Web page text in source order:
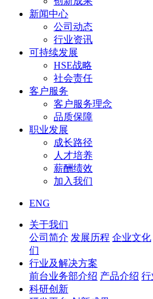
新闻中心
公司动态
行业资讯
可持续发展
HSE战略
社会责任
客户服务
客户服务理念
品质保障
职业发展
成长路径
人才培养
薪酬绩效
加入我们
ENG
关于我们
公司简介 发展历程 企业文化
们
行业及解决方案
前台业务部介绍 产品介绍 行
科研创新